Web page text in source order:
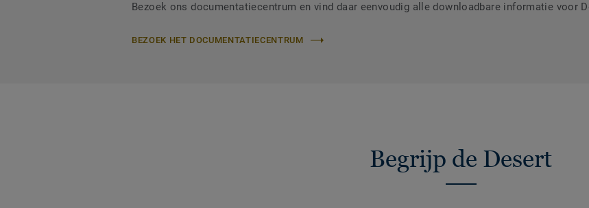
Bezoek ons documentatiecentrum en vind daar eenvoudig alle downloadbare informatie voor
BEZOEK HET DOCUMENTATIECENTRUM
Begrijp de Desert